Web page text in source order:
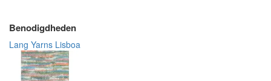
Benodigdheden
Lang Yarns Lisboa